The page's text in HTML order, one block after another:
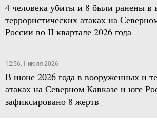
4 человека убиты и 8 были ранены в
террористических атаках на
России во II квартале 2026 года
12:56, 1 июля 2026
В июне 2026 года в вооруженных и
атаках на Северном Кавказе и юге
зафиксировано 8 жертв